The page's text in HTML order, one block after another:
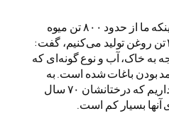
این باغدار نمونه با اشاره به اینکه ما از حدود ۸۰۰ تن میوه
زیتون تولیدی خود حدود ۲۰۰ تن روغن تولید می‌کنیم، گفت:
به خاک، آب و نوع گونه‌ای که
بودن باغات شده است. به
عنوان مثال ما باغات سنتی داریم که درختانشان ۷۰ سال
آنها بسیار کم است.